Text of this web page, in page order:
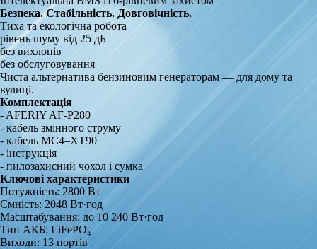
Безпека. Стабільність. Довговічність.
Тиха та екологічна робота
рівень шуму від 25 дБ
без вихлопів
без обслуговування
Чиста альтернатива бензиновим генераторам — для дому та
вулиці.
Комплектація
- AFERIY AF-P280
- кабель змінного струму
- кабель MC4–XT90
- інструкція
- пилозахисний чохол і сумка
Ключові характеристики
Потужність: 2800 Вт
Ємність: 2048 Вт·год
Масштабування: до 10 240 Вт·год
Тип АКБ: LiFePO₄
Виходи: 13 портів